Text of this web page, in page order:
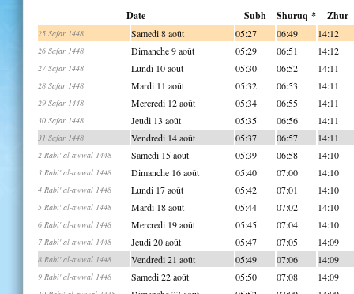
Date Subh Shuruq * Zhur
25 Safar 1448 Samedi 8 août 05:27 06:49 14:12
26 Safar 1448 Dimanche 9 août 05:29 06:51 14:12
27 Safar 1448 Lundi 10 août 05:30 06:52 14:11
28 Safar 1448 Mardi 11 août 05:32 06:53 14:11
29 Safar 1448 Mercredi 12 août 05:34 06:55 14:11
30 Safar 1448 Jeudi 13 août 05:35 06:56 14:11
31 Safar 1448 Vendredi 14 août 05:37 06:57 14:11
2 Rabi' al-awwal 1448 Samedi 15 août 05:39 06:58 14:10
3 Rabi' al-awwal 1448 Dimanche 16 août 05:40 07:00 14:10
4 Rabi' al-awwal 1448 Lundi 17 août 05:42 07:01 14:10
5 Rabi' al-awwal 1448 Mardi 18 août 05:44 07:02 14:10
6 Rabi' al-awwal 1448 Mercredi 19 août 05:45 07:04 14:10
7 Rabi' al-awwal 1448 Jeudi 20 août 05:47 07:05 14:09
8 Rabi' al-awwal 1448 Vendredi 21 août 05:49 07:06 14:09
9 Rabi' al-awwal 1448 Samedi 22 août 05:50 07:08 14:09